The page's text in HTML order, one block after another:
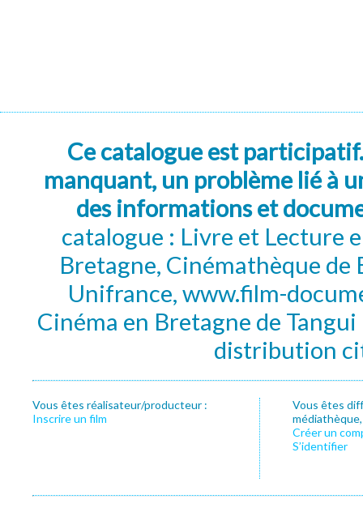
Ce catalogue est
manquant, un problème lié à
des informations et
catalogue : Livre et Lecture
Bretagne, Cinémathèque de
Unifrance, www.film-
Cinéma en Bretagne de
distribution
Vous êtes réalisateur/producteur :
Inscrire un film
Vous êtes
Créer un
S’identifier